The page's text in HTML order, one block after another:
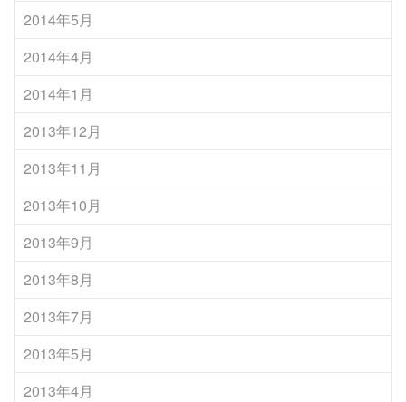
2014年5月
2014年4月
2014年1月
2013年12月
2013年11月
2013年10月
2013年9月
2013年8月
2013年7月
2013年5月
2013年4月